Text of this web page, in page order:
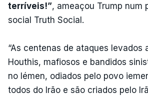
terríveis!”, ameaçou Trump num
social Truth Social.
“As centenas de ataques levados
Houthis, mafiosos e bandidos
no Iémen, odiados pelo povo
todos do Irão e são criados pelo